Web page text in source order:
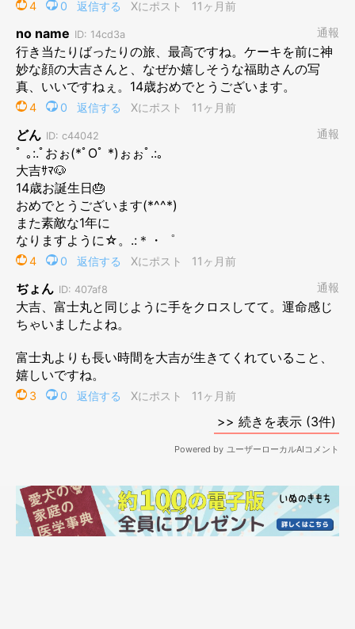
山への移住は想定外だったが、あまりの暑さに犬と暮らす限界を
感じたからだ。もちろん福助の影響もあるが、彼も大吉がいなけ